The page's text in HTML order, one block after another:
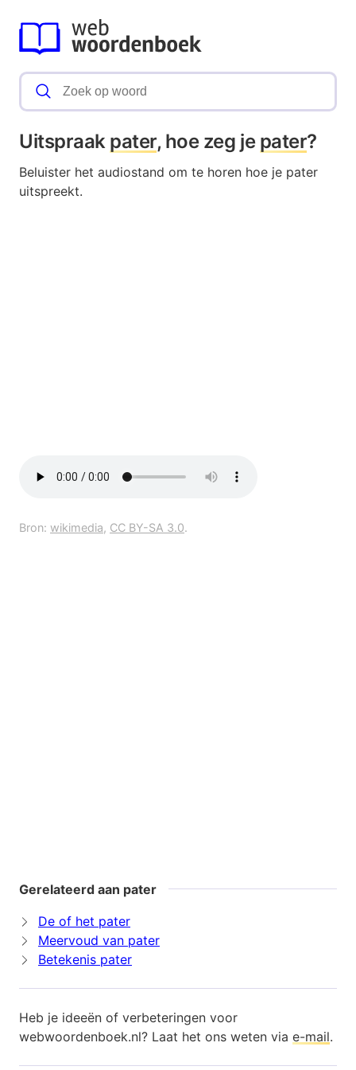
Uitspraak pater, hoe zeg je pater?
Beluister het audiostand om te horen hoe je pater
uitspreekt.
Bron: wikimedia, CC BY-SA 3.0.
Gerelateerd aan pater
De of het pater
Meervoud van pater
Betekenis pater
Heb je ideeën of verbeteringen voor
webwoordenboek.nl? Laat het ons weten via e-mail.